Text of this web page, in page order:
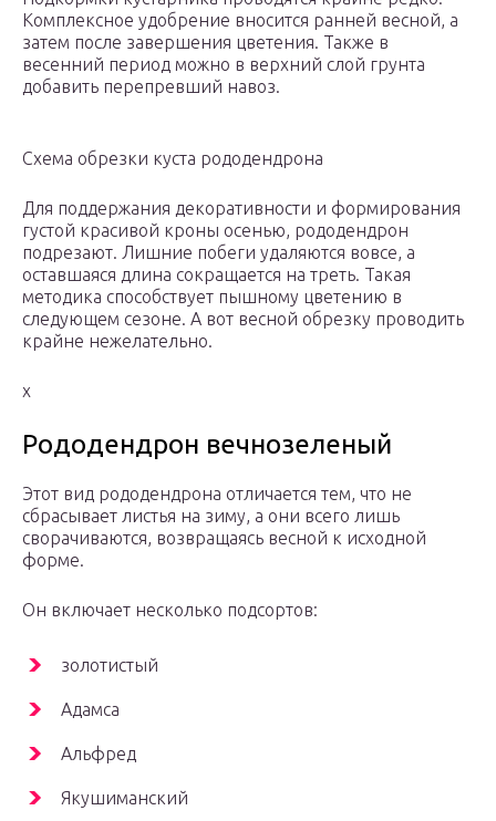
Комплексное удобрение вносится ранней весной, а
затем после завершения цветения. Также в
весенний период можно в верхний слой грунта
добавить перепревший навоз.
Схема обрезки куста рододендрона
Для поддержания декоративности и формирования
густой красивой кроны осенью, рододендрон
подрезают. Лишние побеги удаляются вовсе, а
оставшаяся длина сокращается на треть. Такая
методика способствует пышному цветению в
следующем сезоне. А вот весной обрезку проводить
крайне нежелательно.
х
Рододендрон вечнозеленый
Этот вид рододендрона отличается тем, что не
сбрасывает листья на зиму, а они всего лишь
сворачиваются, возвращаясь весной к исходной
форме.
Он включает несколько подсортов:
золотистый
Адамса
Альфред
Якушиманский